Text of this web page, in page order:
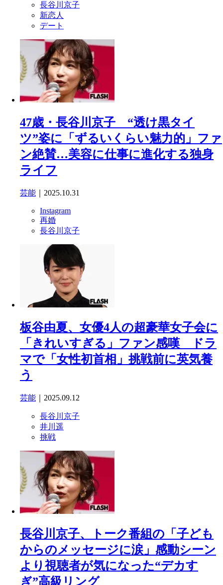
長谷川京子
新恋人
デート
47歳・長谷川京子 “透け黒タイ
ツ”姿に「ずるいくらい魅力的」ファ
ン絶賛…美容に仕事に進化する独身
ライフ
芸能 ｜2025.10.31
Instagram
再婚
長谷川京子
板谷由夏、女優4人の超豪華女子会に
「きれいすぎる」ファン感嘆 ドラ
マで「女性初首相」挑戦前に英気養
う
芸能 ｜2025.09.12
長谷川京子
井川遥
挑戦
長谷川京子、トーク番組の「子ども
からのメッセージに涙」感動シーン
より視聴者が気になった“デカす
ぎ”高級リング